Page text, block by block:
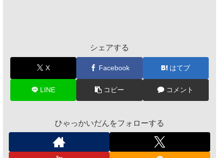
シェアする
X Facebook はてブ
LINE コピー コメント
ひゃっかいだんをフォローする